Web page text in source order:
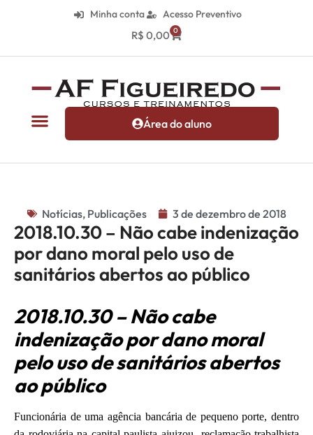
Minha conta Acesso Preventivo
R$ 0,00 0
Área do aluno
Notícias, Publicações 3 de dezembro de 2018
2018.10.30 – Não cabe indenização
por dano moral pelo uso de
sanitários abertos ao público
2018.10.30 – Não cabe
indenização por dano moral
pelo uso de sanitários abertos
ao público
Funcionária de uma agência bancária de pequeno porte, dentro